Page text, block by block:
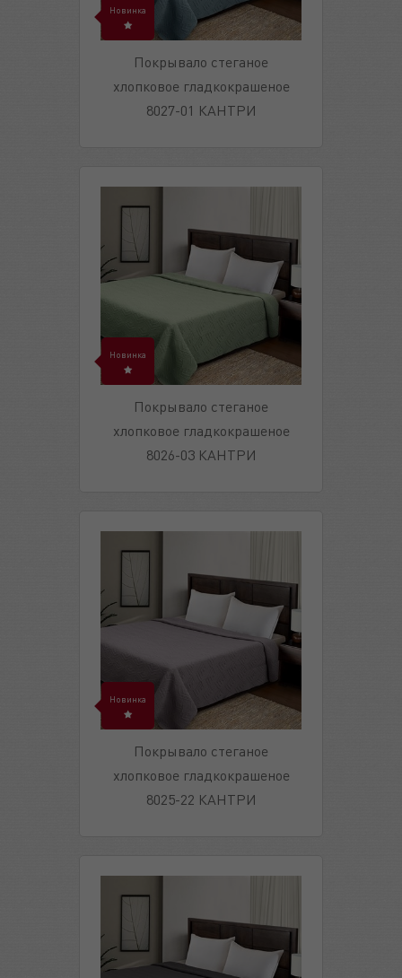
Новинка
Покрывало стеганое
хлопковое гладкокрашеное
8027-01 КАНТРИ
Новинка
Покрывало стеганое
хлопковое гладкокрашеное
8026-03 КАНТРИ
Новинка
Покрывало стеганое
хлопковое гладкокрашеное
8025-22 КАНТРИ